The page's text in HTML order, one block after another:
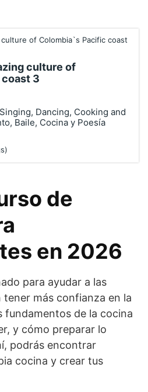
culture of
3
Dancing, Cooking and
Baile, Cocina y Poesía
de
en 2026
para ayudar a las
tener más confianza en la
fundamentos de la cocina
y cómo preparar lo
podrás encontrar
cocina y crear tus